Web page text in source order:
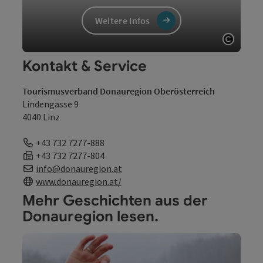
Weitere Infos
Kontakt & Service
Tourismusverband Donauregion Oberösterreich
Lindengasse 9
4040 Linz
Telefon
+43 732 7277-888
Fax
+43 732 7277-804
E-Mail
info@donauregion.at
Web
www.donauregion.at/
Mehr Geschichten aus der
Donauregion lesen.